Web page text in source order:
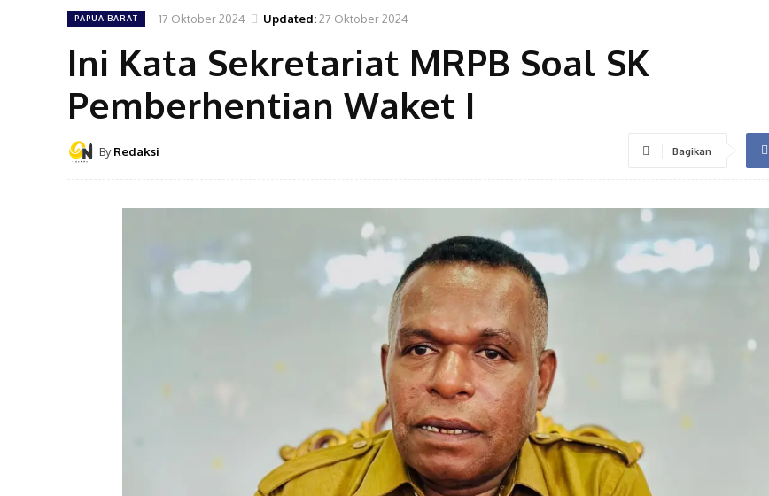
PAPUA BARAT 17 Oktober 2024 Updated:27 Oktober 2024
Ini Kata Sekretariat MRPB Soal SK
Pemberhentian Waket I
By Redaksi Bagikan